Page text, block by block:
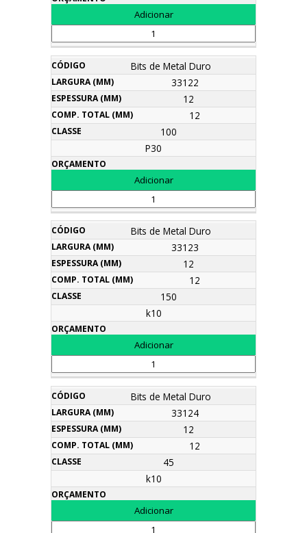
Bits de Metal Duro
33122
12
12
100
P30
Bits de Metal Duro
33123
12
12
150
k10
Bits de Metal Duro
33124
12
12
45
k10